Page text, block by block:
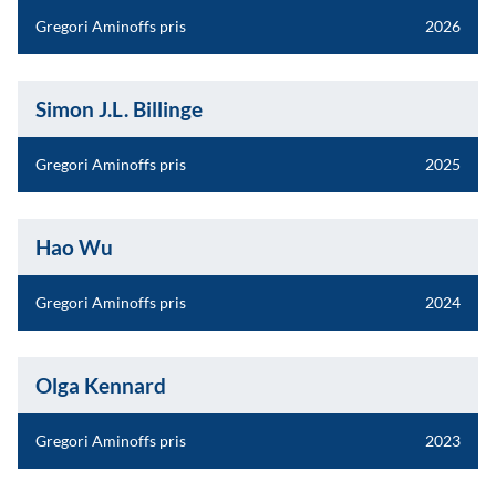
Gregori Aminoffs pris 2026
Simon J.L. Billinge
Gregori Aminoffs pris 2025
Hao Wu
Gregori Aminoffs pris 2024
Olga Kennard
Gregori Aminoffs pris 2023